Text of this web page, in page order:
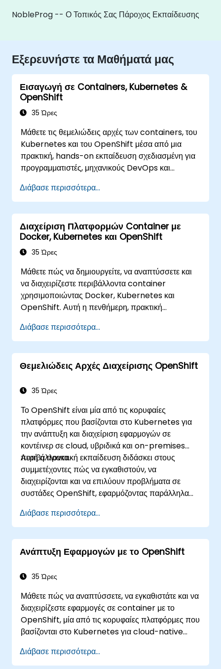
NobleProg -- Ο Τοπικός Σας Πάροχος Εκπαίδευσης
Εξερευνήστε τα Μαθήματά μας
Εισαγωγή σε Containers, Kubernetes &
OpenShift
35 Ώρες
Μάθετε τις θεμελιώδεις αρχές των containers, του
Kubernetes και του OpenShift μέσα από μια
πρακτική, hands-on εκπαίδευση σχεδιασμένη για
προγραμματιστές, μηχανικούς DevOps και
μάθουν πώς να δημιουργούν εφαρμογές σε
containers, να αναπτύσσουν φόρτους εργασίας,
να διαχειρίζονται πόρους του Kubernetes και να
χρησιμοποιούν το OpenShift για να απλοποιούν
τη σύγχρονη παράδοση εφαρμογών σε cloud και
υβριδικά περιβάλλοντα.
Διάβασε περισσότερα...
Διαχείριση Πλατφορμών Container με
Docker, Kubernetes και OpenShift
35 Ώρες
Μάθετε πώς να δημιουργείτε, να αναπτύσσετε και
να διαχειρίζεστε περιβάλλοντα container
χρησιμοποιώντας Docker, Kubernetes και
OpenShift. Αυτή η πενθήμερη, πρακτική
εργασίας Kubernetes, δικτύωση συμπλέγματος,
αποθηκευτικό χώρο, ασφάλεια, παρακολούθηση
και πρακτική διαχείριση OpenShift. Οι
συμμετέχοντες αποκτούν τις δεξιότητες που
πλατφορμών container και την επίλυση
ανάπτυξης και παραγωγής.
Διάβασε περισσότερα...
Θεμελιώδεις Αρχές Διαχείρισης OpenShift
35 Ώρες
Το OpenShift είναι μία από τις κορυφαίες
πλατφόρμες που βασίζονται στο Kubernetes για
την ανάπτυξη και διαχείριση εφαρμογών σε
κοντέινερ σε cloud, υβριδικά και on-premises
περιβάλλοντα.
Αυτή η πρακτική εκπαίδευση διδάσκει στους
συμμετέχοντες πώς να εγκαθιστούν, να
διαχειρίζονται και να επιλύουν προβλήματα σε
συστάδες OpenShift, εφαρμόζοντας παράλληλα
αποθήκευσης. Μέσω πρακτικών ασκήσεων, οι
συμμετέχοντες αποκτούν τις δεξιότητες που
απαιτούνται για τη διαχείριση έτοιμων για
παραγωγή περιβαλλόντων OpenShift με
Διάβασε περισσότερα...
Ανάπτυξη Εφαρμογών με το OpenShift
35 Ώρες
Μάθετε πώς να αναπτύσσετε, να εγκαθιστάτε και να
διαχειρίζεστε εφαρμογές σε container με το
OpenShift, μία από τις κορυφαίες πλατφόρμες που
βασίζονται στο Kubernetes για cloud-native
την ανάπτυξη εφαρμογών, τα containers, τη
Διάβασε περισσότερα...